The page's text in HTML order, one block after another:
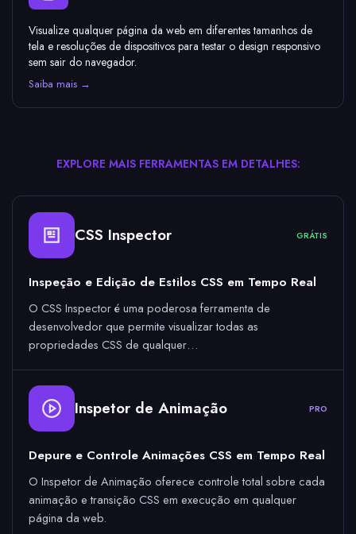
Visualize qualquer página da web em diferentes tamanhos de
tela e resoluções de dispositivos para testar o design responsivo
sem sair do navegador.
Saiba mais →
EXPLORE MAIS FERRAMENTAS EM DETALHES:
CSS Inspector GRÁTIS
Inspeção e Edição de Estilos CSS em Tempo Real
O CSS Inspector é uma poderosa ferramenta de
desenvolvedor que permite visualizar todas as
propriedades CSS de qualquer…
Inspetor de Animação PRO
Depure e Controle Animações CSS em Tempo Real
O Inspetor de Animação oferece controle total sobre cada
animação e transição CSS em execução em qualquer
página da web.